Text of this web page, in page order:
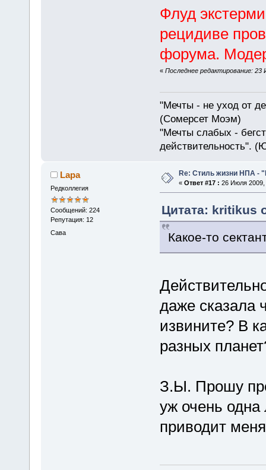
Флуд
рецидиве
форума.
« Последнее редактирование: 23
"Мечты - не уход от
(Сомерсет Моэм)
"Мечты слабых -
действительность".
Lapa
Редколлегия
Сообщений: 224
Репутация: 12
Сава
Re: Стиль жизни НПА -
« Ответ #17 : 26 Июля 2009,
Цитата: kritikus
Какое-то
даже сказала
извините? В
разных
З.Ы. Прошу
уж очень одна
приводит